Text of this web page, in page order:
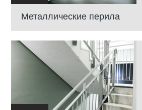
Металлические перила